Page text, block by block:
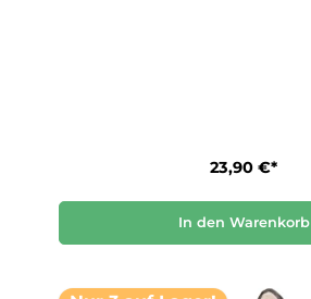
23,90 €*
In den Warenkorb